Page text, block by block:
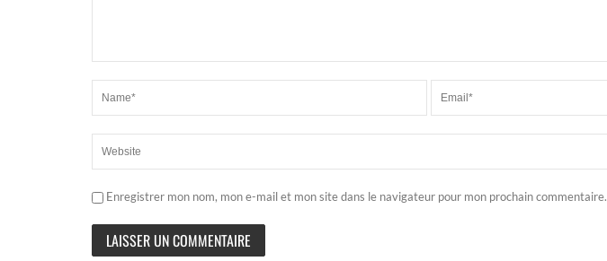
Enregistrer mon nom, mon e-mail et mon site dans le navigateur pour mon prochain commentaire.